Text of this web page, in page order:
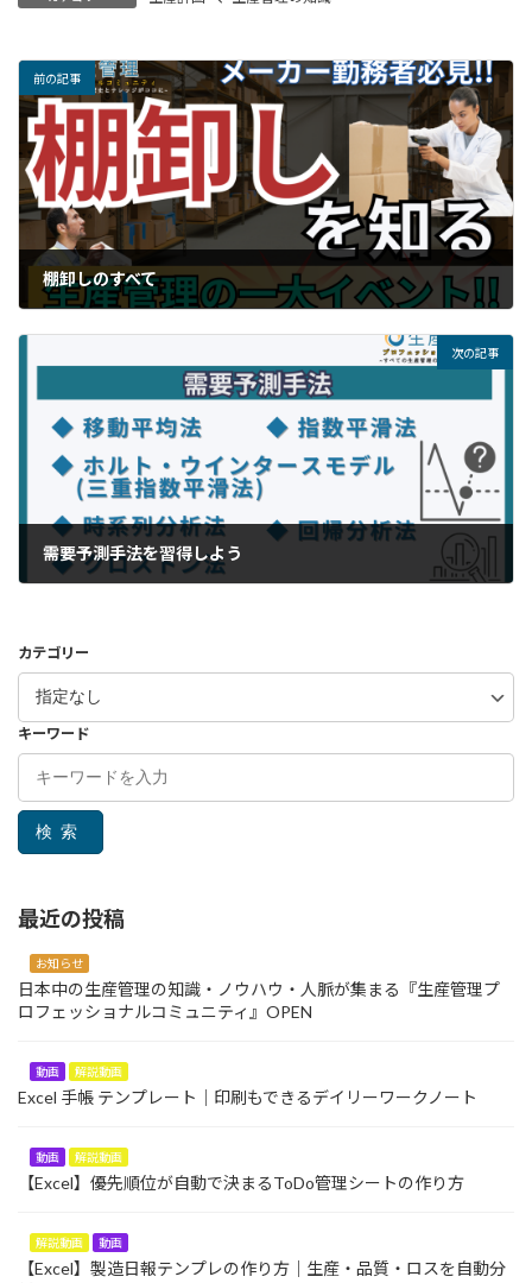
前の記事
棚卸しのすべて
次の記事
需要予測手法を習得しよう
カテゴリー
キーワード
検索
最近の投稿
お知らせ
日本中の生産管理の知識・ノウハウ・人脈が集まる『生産管理プ
ロフェッショナルコミュニティ』OPEN
動画 解説動画
Excel 手帳 テンプレート｜印刷もできるデイリーワークノート
動画 解説動画
【Excel】優先順位が自動で決まるToDo管理シートの作り方
解説動画 動画
【Excel】製造日報テンプレの作り方｜生産・品質・ロスを自動分